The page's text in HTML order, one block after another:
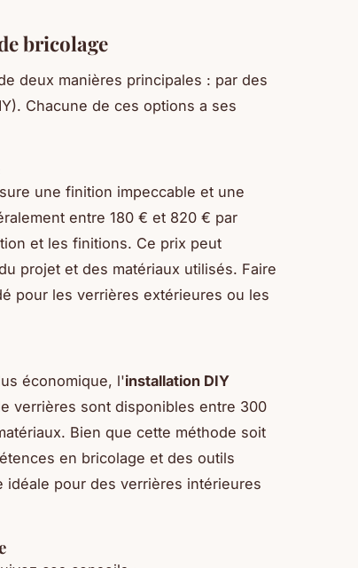
bricolage
deux manières principales : par des
Chacune de ces options a ses
une finition impeccable et une
entre 180 € et 820 € par
et les finitions. Ce prix peut
projet et des matériaux utilisés. Faire
pour les verrières extérieures ou les
économique, l'installation DIY
verrières sont disponibles entre 300
Bien que cette méthode soit
en bricolage et des outils
idéale pour des verrières intérieures